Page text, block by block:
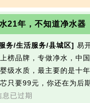
21年，不知道净水器
务/生活服务/县城区] 易
榜品牌，专做净水，中
级水质，最主要的是十
只要99元，你还在为后
息已过期